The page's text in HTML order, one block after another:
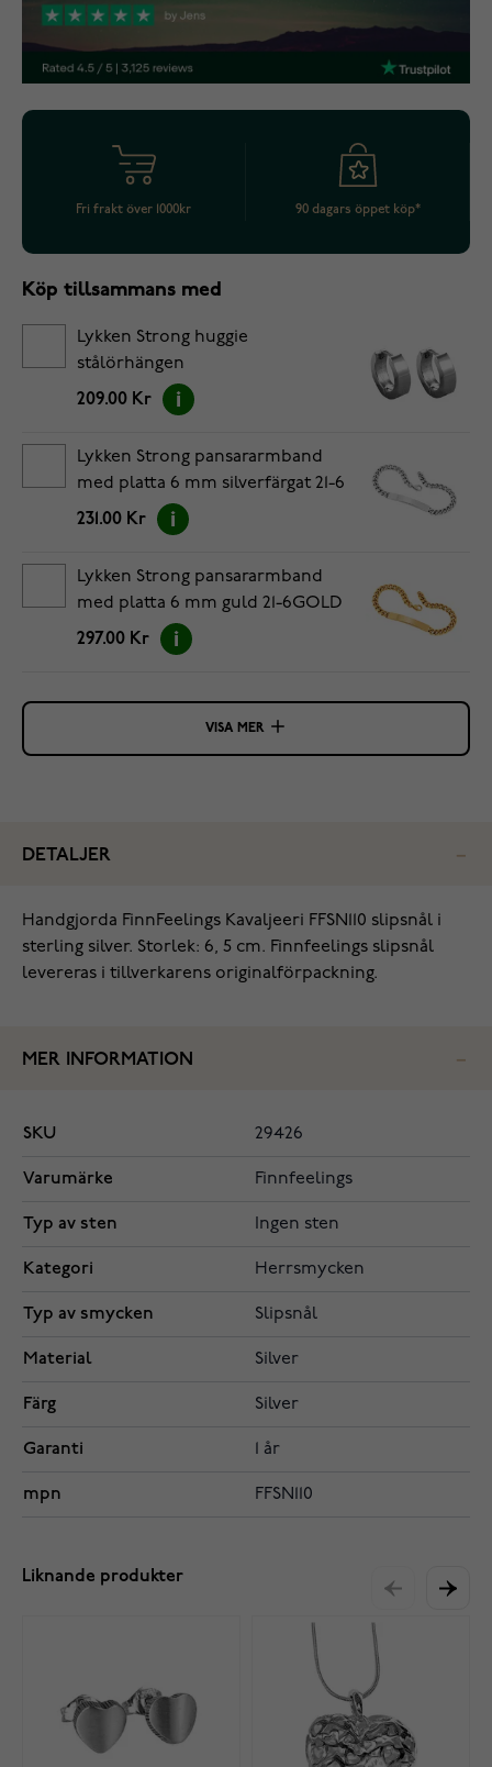
Fri frakt över 1000kr 90 dagars öppet köp*
Köp tillsammans med
Lykken Strong huggie
stålörhängen
209.00 Kr
Lykken Strong pansararmband
med platta 6 mm silverfärgat 21-6
231.00 Kr
Lykken Strong pansararmband
med platta 6 mm guld 21-6GOLD
297.00 Kr
VISA MER
DETALJER
‌Handgjorda FinnFeelings Kavaljeeri FFSN110 slipsnål i
sterling silver. Storlek: 6, 5 cm. Finnfeelings slipsnål
levereras i tillverkarens originalförpackning.
MER INFORMATION
SKU 29426
Varumärke Finnfeelings
Typ av sten Ingen sten
Kategori Herrsmycken
Typ av smycken Slipsnål
Material Silver
Färg Silver
Garanti 1 år
mpn FFSN110
Liknande produkter